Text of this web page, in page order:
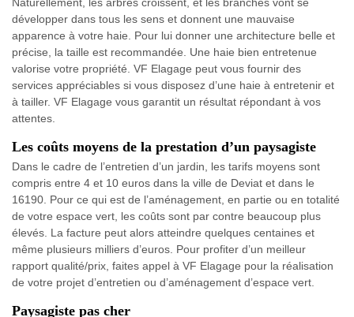
Naturellement, les arbres croissent, et les branches vont se
développer dans tous les sens et donnent une mauvaise
apparence à votre haie. Pour lui donner une architecture belle et
précise, la taille est recommandée. Une haie bien entretenue
valorise votre propriété. VF Elagage peut vous fournir des
services appréciables si vous disposez d’une haie à entretenir et
à tailler. VF Elagage vous garantit un résultat répondant à vos
attentes.
Les coûts moyens de la prestation d’un paysagiste
Dans le cadre de l’entretien d’un jardin, les tarifs moyens sont
compris entre 4 et 10 euros dans la ville de Deviat et dans le
16190. Pour ce qui est de l’aménagement, en partie ou en totalité
de votre espace vert, les coûts sont par contre beaucoup plus
élevés. La facture peut alors atteindre quelques centaines et
même plusieurs milliers d’euros. Pour profiter d’un meilleur
rapport qualité/prix, faites appel à VF Elagage pour la réalisation
de votre projet d’entretien ou d’aménagement d’espace vert.
Paysagiste pas cher